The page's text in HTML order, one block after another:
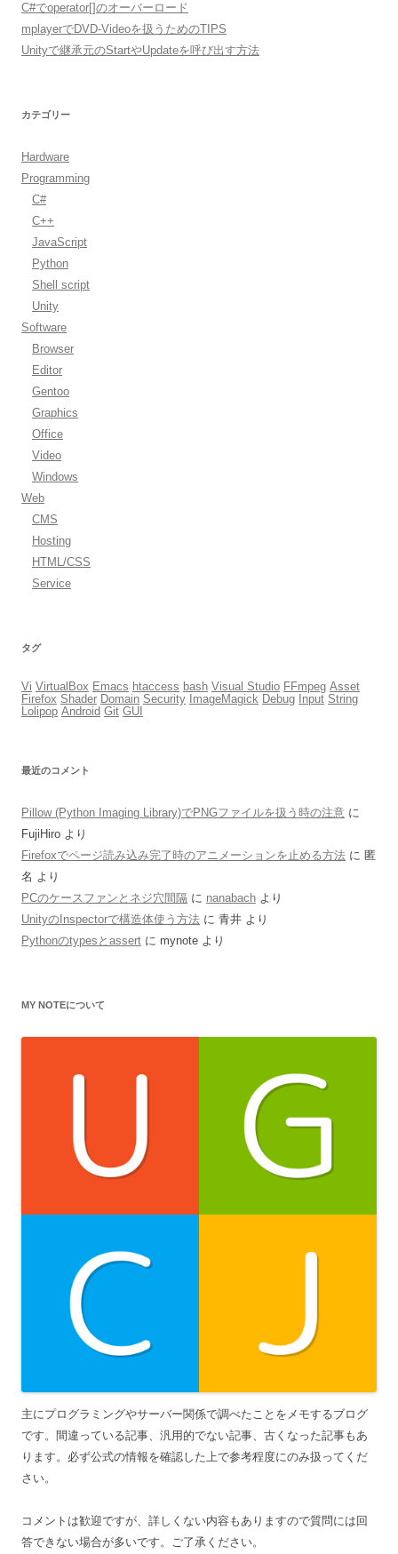
C#でoperator[]のオーバーロード
mplayerでDVD-Videoを扱うためのTIPS
Unityで継承元のStartやUpdateを呼び出す方法
カテゴリー
Hardware
Programming
C#
C++
JavaScript
Python
Shell script
Unity
Software
Browser
Editor
Gentoo
Graphics
Office
Video
Windows
Web
CMS
Hosting
HTML/CSS
Service
タグ
Vi VirtualBox Emacs htaccess bash Visual Studio FFmpeg Asset
Firefox Shader Domain Security ImageMagick Debug Input String
Lolipop Android Git GUI
最近のコメント
Pillow (Python Imaging Library)でPNGファイルを扱う時の注意 に
FujiHiro より
Firefoxでページ読み込み完了時のアニメーションを止める方法 に 匿
名 より
PCのケースファンとネジ穴間隔 に nanabach より
UnityのInspectorで構造体使う方法 に 青井 より
Pythonのtypesとassert に mynote より
MY NOTEについて
主にプログラミングやサーバー関係で調べたことをメモするブログ
です。間違っている記事、汎用的でない記事、古くなった記事もあ
ります。必ず公式の情報を確認した上で参考程度にのみ扱ってくだ
さい。
コメントは歓迎ですが、詳しくない内容もありますので質問には回
答できない場合が多いです。ご了承ください。